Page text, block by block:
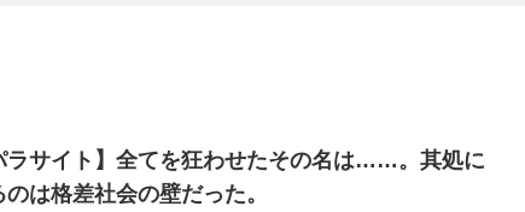
ラサイト】全てを狂わせたその名は……。其処に
のは格差社会の壁だった。